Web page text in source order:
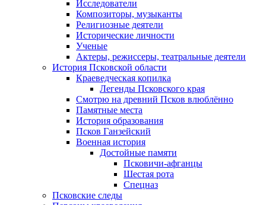
Исследователи
Композиторы, музыканты
Религиозные деятели
Исторические личности
Ученые
Актеры, режиссеры, театральные деятели
История Псковской области
Краеведческая копилка
Легенды Псковского края
Смотрю на древний Псков влюблённо
Памятные места
История образования
Псков Ганзейский
Военная история
Достойные памяти
Псковичи-афганцы
Шестая рота
Спецназ
Псковские следы